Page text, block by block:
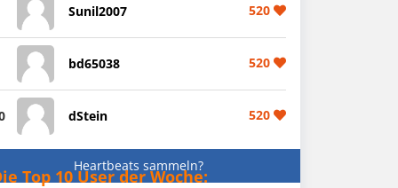
Sunil2007 520
bd65038 520
dStein 520
Heartbeats sammeln?
Top 10 User der Woche: